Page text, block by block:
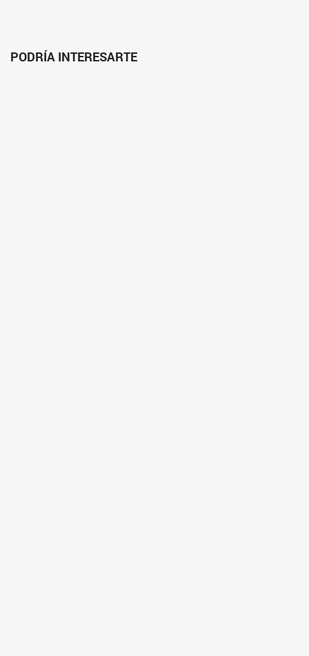
PODRÍA INTERESARTE